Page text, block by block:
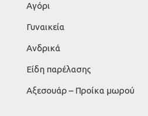
Αγόρι
Γυναικεία
Ανδρικά
Είδη παρέλασης
Αξεσουάρ – Προίκα μωρού